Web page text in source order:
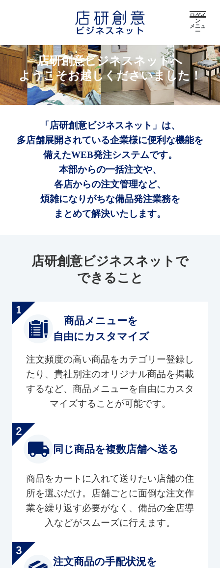
ログイ
ン
メニュ
ー
店研創意ビジネスネットへ
ようこそお越しくださいました！
「店研創意ビジネスネット」は、
多店舗展開されている企業様に便利な機能を
備えたWEB発注システムです。
本部からの一括注文や、
各店からの注文管理など、
煩雑になりがちな備品発注業務を
まとめて解決いたします。
店研創意ビジネスネットで
できること
商品メニューを
自由にカスタマイズ
注文頻度の高い商品をカテゴリー登録し
たり、貴社別注のオリジナル商品を掲載
するなど、商品メニューを自由にカスタ
マイズすることが可能です。
同じ商品を複数店舗へ送る
商品をカートに入れて送りたい店舗の住
所を選ぶだけ。店舗ごとに面倒な注文作
業を繰り返す必要がなく、備品の全店導
入などがスムーズに行えます。
注文商品の手配状況を